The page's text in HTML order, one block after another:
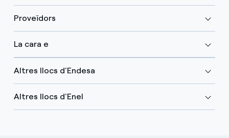
Proveïdors
La cara e
Altres llocs d'Endesa
Altres llocs d'Enel